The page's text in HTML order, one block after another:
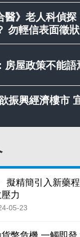
醫》老人科偵
勿輕信表面徵狀
房屋政策不能語
振興經濟樓市
擬精簡引入新藥
力
05-23